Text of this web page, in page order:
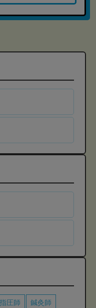
圧師 鍼灸師